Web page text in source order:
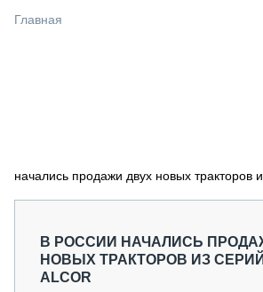
СПЕЦПРОЕКТЫ
О ПРОЕКТЕ
Главная
начались продажи двух новых тракторов
В РОССИИ НАЧАЛИСЬ
НОВЫХ ТРАКТОРОВ ИЗ СЕРИЙ
ALCOR